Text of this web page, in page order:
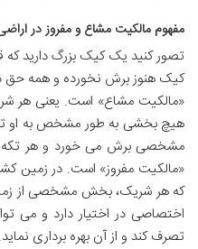
مفهوم مالکیت مشاع و مفروز در
تصور کنید یک کیک بزرگ دارید که
کیک هنوز برش نخورده و همه حق
«مالکیت مشاع» است. یعنی هر
هیچ بخشی به طور مشخص به او
مشخصی برش می خورد و هر تکه
«مالکیت مفروز» است. در زمین
که هر شریک، بخش مشخصی از
اختصاصی در اختیار دارد و می
تصرف کند و از آن بهره برداری نماید.